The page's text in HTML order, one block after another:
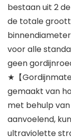
bestaan uit 2
de totale
voor alle
geen
★【
gemaakt van
met behulp
aanvoelend,
ultraviolette